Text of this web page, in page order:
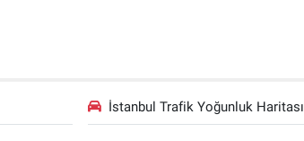
İstanbul Trafik Yoğunluk Haritası